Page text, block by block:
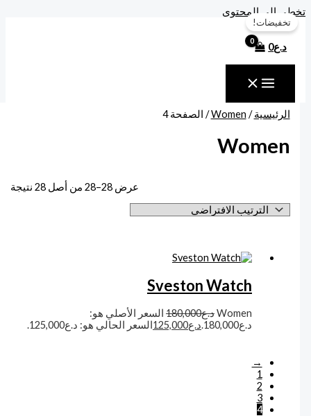
إلى المحتوى
د.ع0
الرئيسية/
Women/ الصفحة 4
Women
عرض 28–28 من أصل 28 نتيجة
تخفيضات!
Sveston Watch
Womenد.ع180,000السعر الأصلي هو:
د.ع180,000.
د.ع125,000السعر الحالي هو: د.ع125,000.
→
1
2
3
4